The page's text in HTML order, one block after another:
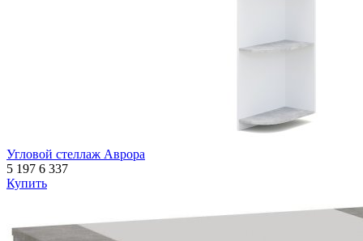
Угловой стеллаж Аврора
5 197 6 337
Купить